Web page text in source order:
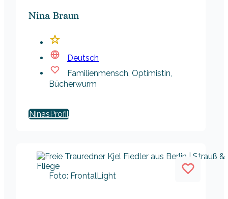
Nina Braun
Deutsch
Familienmensch, Optimistin,
Bücherwurm
Ninas
Foto: FrontalLight